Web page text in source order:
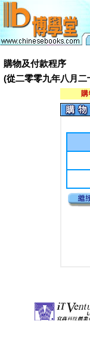
購物及付款程序
(從二零零九年八月
購